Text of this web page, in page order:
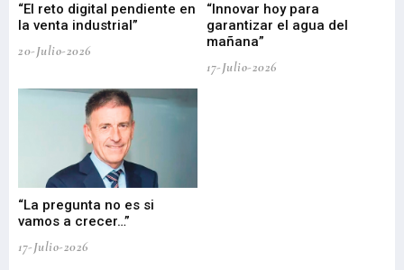
“El reto digital pendiente en
la venta industrial”
20-Julio-2026
“Innovar hoy para
garantizar el agua del
mañana”
17-Julio-2026
“La pregunta no es si
vamos a crecer…”
17-Julio-2026